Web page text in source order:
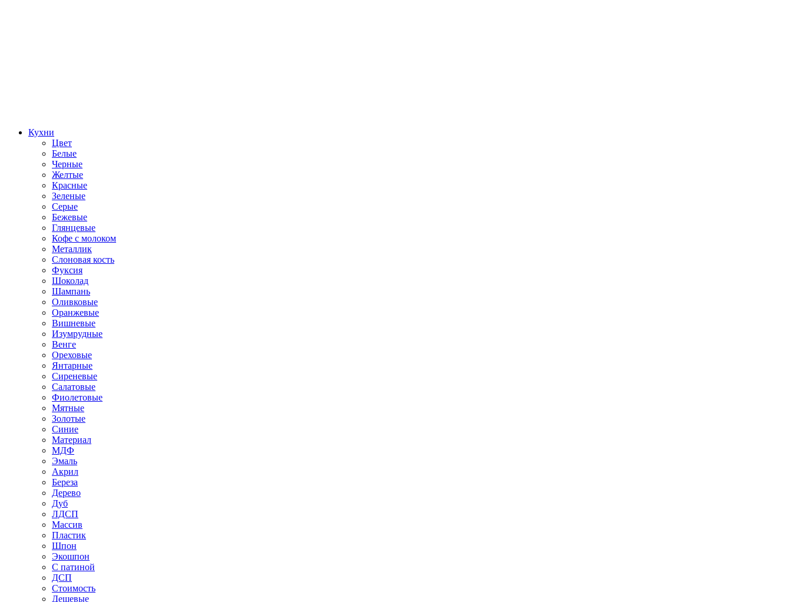
Кухни
Цвет
Белые
Черные
Желтые
Красные
Зеленые
Серые
Бежевые
Глянцевые
Кофе с молоком
Металлик
Слоновая кость
Фуксия
Шоколад
Шампань
Оливковые
Оранжевые
Вишневые
Изумрудные
Венге
Ореховые
Янтарные
Сиреневые
Салатовые
Фиолетовые
Мятные
Золотые
Синие
Материал
МДФ
Эмаль
Акрил
Береза
Дерево
Дуб
ЛДСП
Массив
Пластик
Шпон
Экошпон
С патиной
ДСП
Стоимость
Дешевые